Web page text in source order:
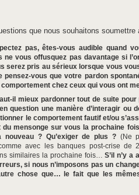
que nous souhaitons soumettre
pas, êtes-vous audible quand
ne vous offusquez pas davantage si
serez pris au sérieux lorsque vous
pensez-vous que votre pardon
chez ceux qui vous ont
il mieux pardonner tout de suite
question une manière d’interagir ou
le comportement fautif et/ou
du mensonge sur vous la prochaine
nouveau ? Qu’exiger de plus ?(Ne
avec les banques post-crise
similaires la prochaine fois…S’il n’y
si nous n’imposons pas un
chose que… le fait que les